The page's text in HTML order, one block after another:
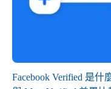
Facebook Verified 是